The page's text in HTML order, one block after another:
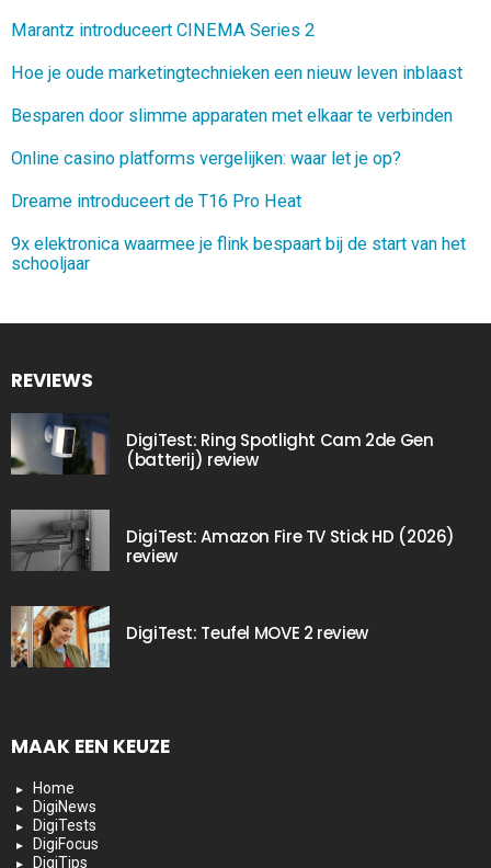
Marantz introduceert CINEMA Series 2
Hoe je oude marketingtechnieken een nieuw leven inblaast
Besparen door slimme apparaten met elkaar te verbinden
Online casino platforms vergelijken: waar let je op?
Dreame introduceert de T16 Pro Heat
9x elektronica waarmee je flink bespaart bij de start van het
schooljaar
REVIEWS
DigiTest: Ring Spotlight Cam 2de Gen
(batterij) review
DigiTest: Amazon Fire TV Stick HD (2026)
review
DigiTest: Teufel MOVE 2 review
MAAK EEN KEUZE
Home
DigiNews
DigiTests
DigiFocus
DigiTips